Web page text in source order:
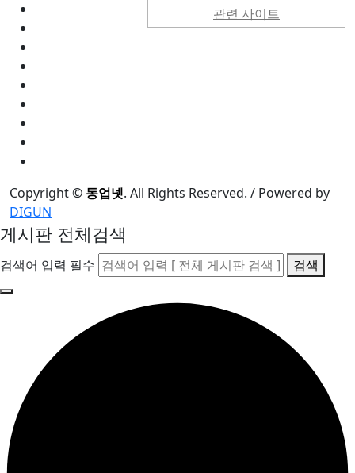
관련 사이트
Copyright© 동업넷. All Rights Reserved. / Powered by
DIGUN
게시판 전체검색
검색어 입력 필수 검색